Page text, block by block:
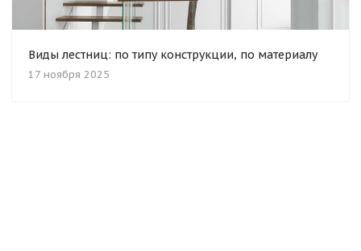
Виды лестниц: по типу конструкции, по материалу
17 ноября 2025